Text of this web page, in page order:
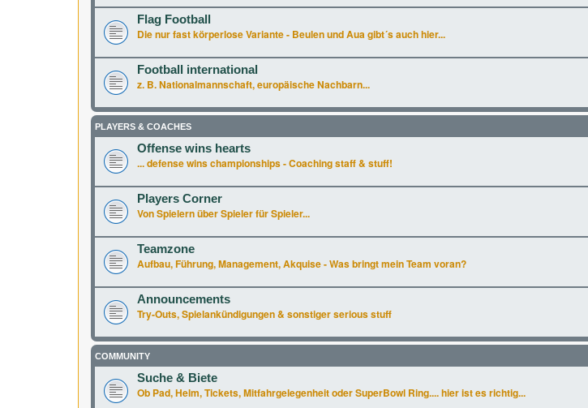
Flag Football
Die nur fast körperlose Variante - Beulen und Aua gibt´s auch hier...
Football international
z. B. Nationalmannschaft, europäische Nachbarn...
PLAYERS & COACHES
Offense wins hearts
... defense wins championships - Coaching staff & stuff!
Players Corner
Von Spielern über Spieler für Spieler...
Teamzone
Aufbau, Führung, Management, Akquise - Was bringt mein Team voran?
Announcements
Try-Outs, Spielankündigungen & sonstiger serious stuff
COMMUNITY
Suche & Biete
Ob Pad, Helm, Tickets, Mitfahrgelegenheit oder SuperBowl Ring.... hier ist es richtig...